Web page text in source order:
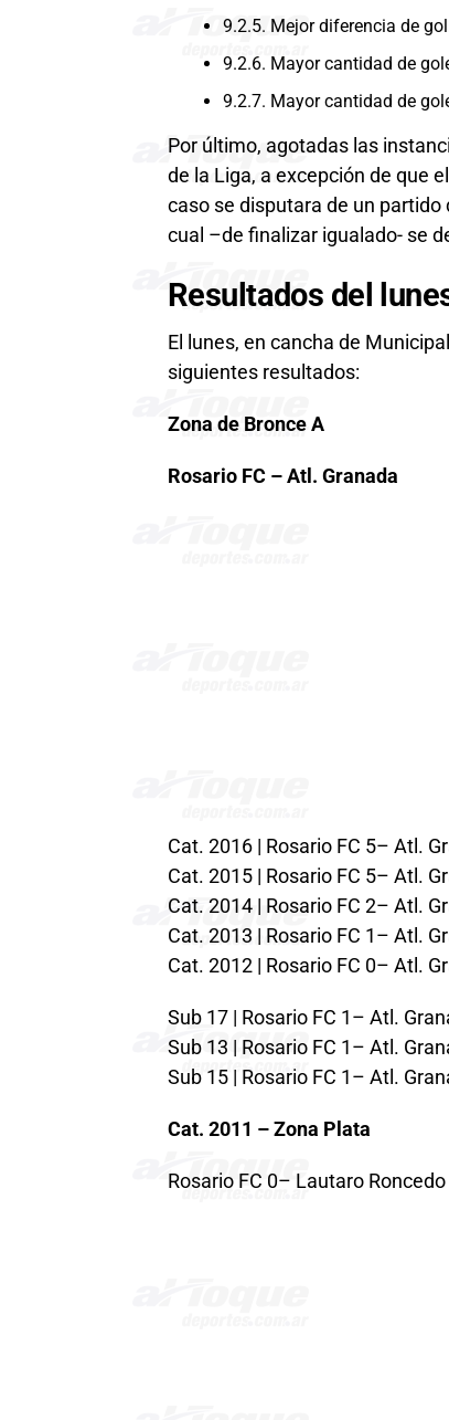
9.2.5. Mejor diferencia de
9.2.6. Mayor cantidad de
9.2.7. Mayor cantidad de
Por último, agotadas las
de la Liga, a excepción de que
caso se disputara de un
cual –de finalizar igualado- se
Resultados del
El lunes, en cancha de
siguientes resultados:
Zona de Bronce A
Rosario FC – Atl. Granada
Cat. 2016 | Rosario FC 5– Atl.
Cat. 2015 | Rosario FC 5– Atl.
Cat. 2014 | Rosario FC 2– Atl.
Cat. 2013 | Rosario FC 1– Atl.
Cat. 2012 | Rosario FC 0– Atl.
Sub 17 | Rosario FC 1– Atl.
Sub 13 | Rosario FC 1– Atl.
Sub 15 | Rosario FC 1– Atl.
Cat. 2011 – Zona Plata
Rosario FC 0– Lautaro Roncedo